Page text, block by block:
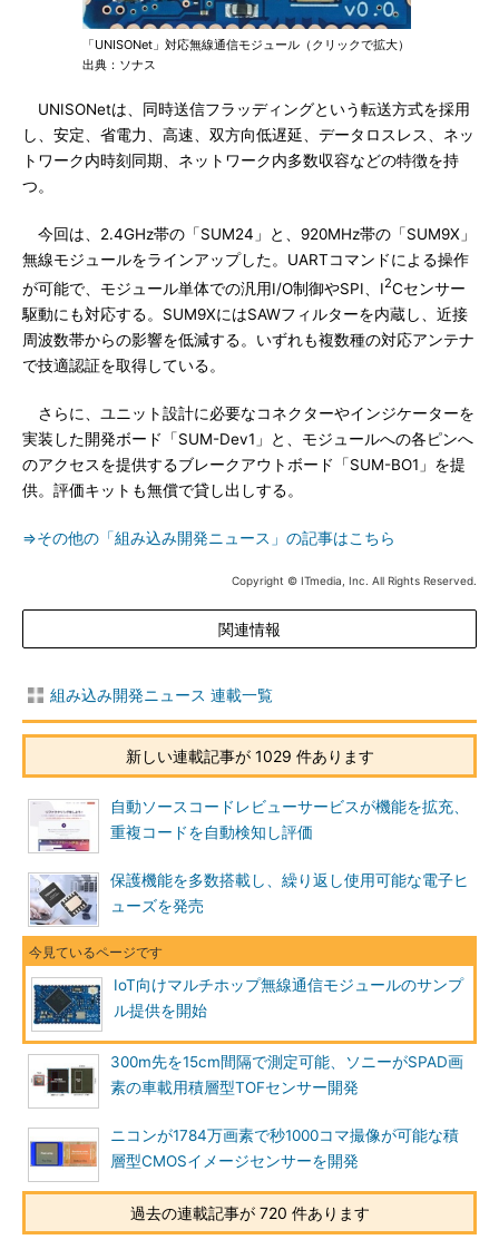
「UNISONet」対応無線通信モジュール（クリックで拡大）
出典：ソナス
UNISONetは、同時送信フラッディングという転送方式を採用
し、安定、省電力、高速、双方向低遅延、データロスレス、ネッ
トワーク内時刻同期、ネットワーク内多数収容などの特徴を持
つ。
今回は、2.4GHz帯の「SUM24」と、920MHz帯の「SUM9X」
無線モジュールをラインアップした。UARTコマンドによる操作
が可能で、モジュール単体での汎用I/O制御やSPI、I2Cセンサー
駆動にも対応する。SUM9XにはSAWフィルターを内蔵し、近接
周波数帯からの影響を低減する。いずれも複数種の対応アンテナ
で技適認証を取得している。
さらに、ユニット設計に必要なコネクターやインジケーターを
実装した開発ボード「SUM-Dev1」と、モジュールへの各ピンへ
のアクセスを提供するブレークアウトボード「SUM-BO1」を提
供。評価キットも無償で貸し出しする。
⇒その他の「組み込み開発ニュース」の記事はこちら
Copyright © ITmedia, Inc. All Rights Reserved.
関連情報
組み込み開発ニュース 連載一覧
新しい連載記事が 1029 件あります
自動ソースコードレビューサービスが機能を拡充、
重複コードを自動検知し評価
保護機能を多数搭載し、繰り返し使用可能な電子ヒ
ューズを発売
IoT向けマルチホップ無線通信モジュールのサンプ
ル提供を開始
300m先を15cm間隔で測定可能、ソニーがSPAD画
素の車載用積層型TOFセンサー開発
ニコンが1784万画素で秒1000コマ撮像が可能な積
層型CMOSイメージセンサーを開発
過去の連載記事が 720 件あります